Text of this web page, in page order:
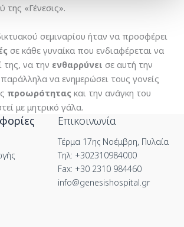
«Γένεσις».
σεμιναρίου ήταν να προσφέρει
σε κάθε γυναίκα που ενδιαφέρεται να
της, να την ενθαρρύνει σε αυτή την
να ενημερώσει τους γονείς
προωρότητας και την ανάγκη του
με μητρικό γάλα.
Επικοινωνία
Τέρμα 17ης Νοέμβρη, Πυλαία
Τηλ: +302310984000
Fax: +30 2310 984460
info@genesishospital.gr